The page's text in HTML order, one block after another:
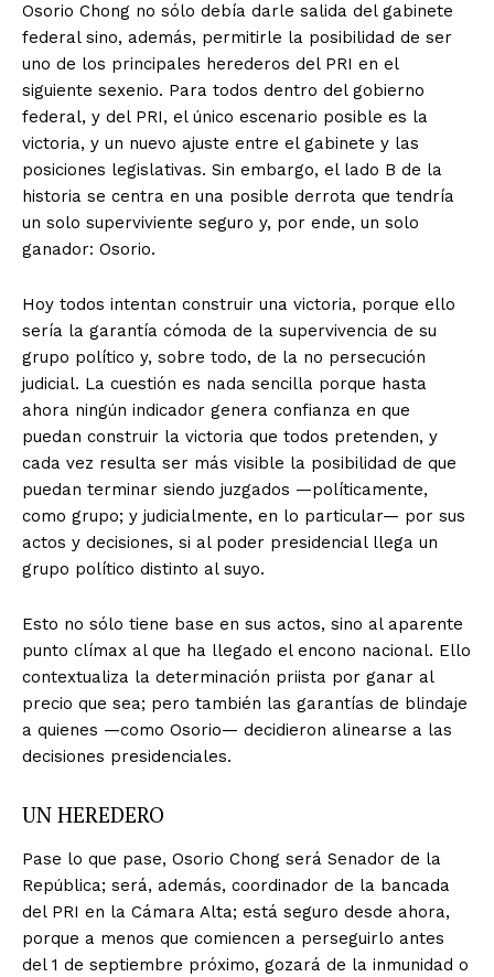
Osorio Chong no sólo debía darle salida del gabinete
federal sino, además, permitirle la posibilidad de ser
uno de los principales herederos del PRI en el
siguiente sexenio. Para todos dentro del gobierno
federal, y del PRI, el único escenario posible es la
victoria, y un nuevo ajuste entre el gabinete y las
posiciones legislativas. Sin embargo, el lado B de la
historia se centra en una posible derrota que tendría
un solo superviviente seguro y, por ende, un solo
ganador: Osorio.
Hoy todos intentan construir una victoria, porque ello
sería la garantía cómoda de la supervivencia de su
grupo político y, sobre todo, de la no persecución
judicial. La cuestión es nada sencilla porque hasta
ahora ningún indicador genera confianza en que
puedan construir la victoria que todos pretenden, y
cada vez resulta ser más visible la posibilidad de que
puedan terminar siendo juzgados —políticamente,
como grupo; y judicialmente, en lo particular— por sus
actos y decisiones, si al poder presidencial llega un
grupo político distinto al suyo.
Esto no sólo tiene base en sus actos, sino al aparente
punto clímax al que ha llegado el encono nacional. Ello
contextualiza la determinación priista por ganar al
precio que sea; pero también las garantías de blindaje
a quienes —como Osorio— decidieron alinearse a las
decisiones presidenciales.
UN HEREDERO
Pase lo que pase, Osorio Chong será Senador de la
República; será, además, coordinador de la bancada
del PRI en la Cámara Alta; está seguro desde ahora,
porque a menos que comiencen a perseguirlo antes
del 1 de septiembre próximo, gozará de la inmunidad o